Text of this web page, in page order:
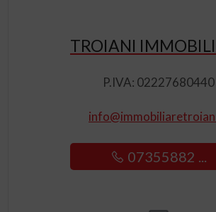
TROIANI
P.IVA: 02227680440
07355882 ...